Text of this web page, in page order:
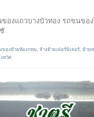
องแถวบางบัวทอง รถขนของ
ของย้ายห้องกทม, จ้างย้ายเฟอร์นิเจอร์, ย้าย
หวัด